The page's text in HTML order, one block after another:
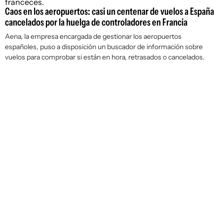
Caos en los aeropuertos: casi un centenar de vuelos a España
cancelados por la huelga de controladores en Francia
Aena, la empresa encargada de gestionar los aeropuertos
españoles, puso a disposición un buscador de información sobre
vuelos para comprobar si están en hora, retrasados o cancelados.